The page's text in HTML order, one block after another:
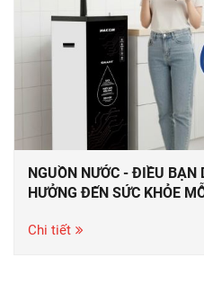
NGUỒN NƯỚC - ĐIỀU BẠN
HƯỞNG ĐẾN SỨC KHỎE
Chi tiết